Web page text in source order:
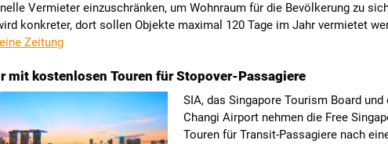
Vermieter einzuschränken, um Wohnraum für die Bevölkerung zu
konkreter, dort sollen Objekte maximal 120 Tage im Jahr vermietet
Zeitung
mit kostenlosen Touren für Stopover-Passagiere
SIA, das Singapore Tourism Board und
Changi Airport nehmen die Free
Touren für Transit-Passagiere nach